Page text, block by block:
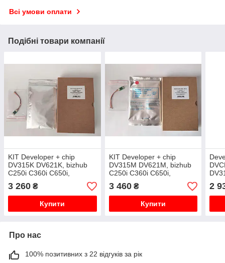
Всі умови оплати
Подібні товари компанії
KIT Developer + chip
DV315K DV621K, bizhub
C250i C360i C650i,
сумісний
3 260 ₴
Купити
KIT Developer + chip
DV315M DV621M, bizhub
C250i C360i C650i,
сумісний
3 460₴
Купити
2
Про нас
100% позитивних з 22 відгуків за рік